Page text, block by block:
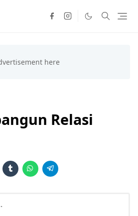
Relasi